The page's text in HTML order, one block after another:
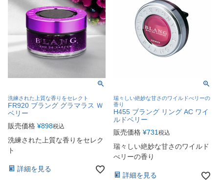
洗練された上質な香りをセレクト
FR920 ブラング グラマラス Ｗ
ベリー
販売価格 ¥898税込
洗練された上質な香りをセレク
ト
詳細を見る
瑞々しい絶妙な甘さのワイルドべリーの
香り
H455 ブラング リング AC ワイ
ルドベリー
販売価格 ¥731税込
瑞々しい絶妙な甘さのワイルド
べリーの香り
詳細を見る